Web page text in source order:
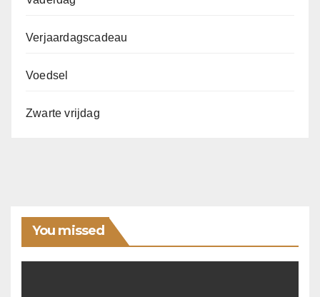
Verjaardagscadeau
Voedsel
Zwarte vrijdag
You missed